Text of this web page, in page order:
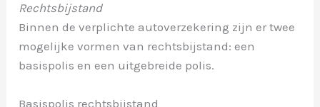
Rechtsbijstand
Binnen de verplichte autoverzekering zijn er twee
mogelijke vormen van rechtsbijstand: een
basispolis en een uitgebreide polis.
Basispolis rechtsbijstand